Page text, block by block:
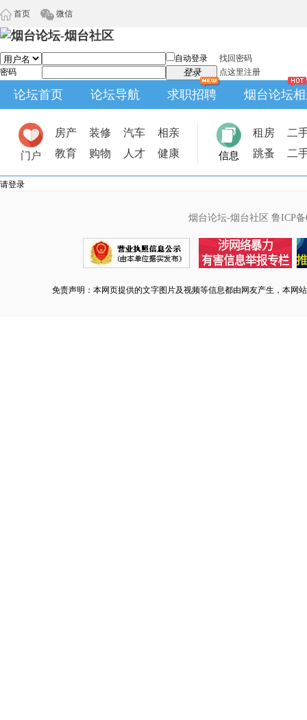
首页 微信
自动登录
找回密码
密码
登录 点这里注册
论坛首页 论坛导航 求职招聘 烟台论坛
门户
房产 装修 汽车
相亲
教育
购物 人才 健康 信息
租房
二
跳蚤
二
请登录
烟台论坛-烟台社区 鲁ICP备
免责声明：本网页提供的文字图片及视频等信息都由网友产生，本网